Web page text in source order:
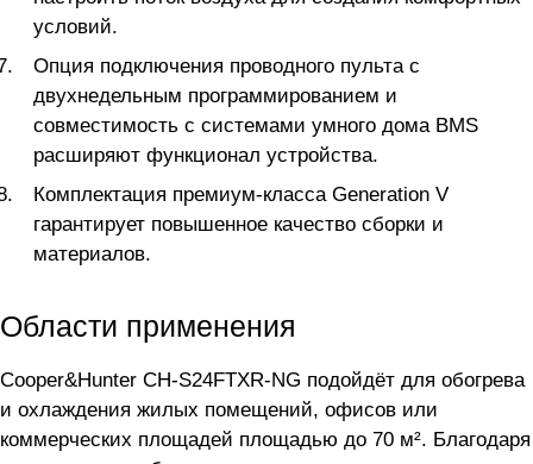
условий.
Опция подключения проводного пульта с
двухнедельным программированием и
совместимость с системами умного дома BMS
расширяют функционал устройства.
Комплектация премиум-класса Generation V
гарантирует повышенное качество сборки и
материалов.
Области применения
Cooper&Hunter CH-S24FTXR-NG подойдёт для обогрева
и охлаждения жилых помещений, офисов или
коммерческих площадей площадью до 70 м². Благодаря